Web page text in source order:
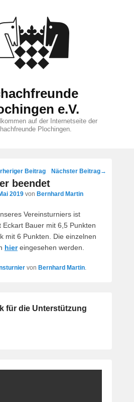
e.V.
auf der Internetseite der
Plochingen.
Beitrag Nächster Beitrag→
beendet
2019 von Bernhard Martin
Vereinsturniers ist
Eckart Bauer mit 6,5 Punkten
mit 6 Punkten. Die einzelnen
hierein­ge­se­hen werden.
von Bernhard Martin.
für die Unterstützung